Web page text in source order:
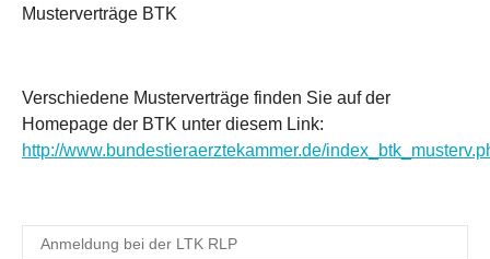
Musterverträge BTK
Verschiedene Musterverträge finden Sie auf der
Homepage der BTK unter diesem Link:
http://www.bundestieraerztekammer.de/
Anmeldung bei der LTK RLP